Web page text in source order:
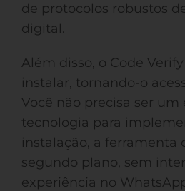
de protocolos robustos
digital.
Além disso, o Code
instalar, tornando-o
Você não precisa ser um
tecnologia para
instalação, a ferramenta
segundo plano, sem
experiência no